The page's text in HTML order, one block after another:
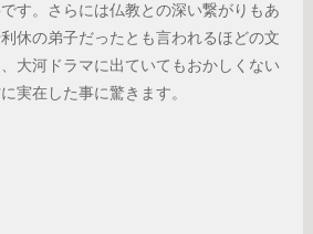
す。さらには仏教との深い繋がりもあ
休の弟子だったとも言われるほどの文
大河ドラマに出ていてもおかしくない
実在した事に驚きます。